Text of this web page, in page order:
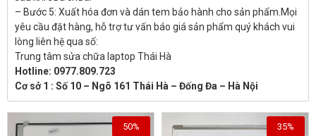
– Bước 5: Xuất hóa đơn và dán tem bảo hành cho sản phẩm.Mọi
yêu cầu đặt hàng, hỗ trợ tư vấn báo giá sản phẩm quý khách vui
lòng liên hệ qua số:
Trung tâm sửa chữa laptop Thái Hà
Hotline: 0977.809.723
Cơ sở 1 : Số 10 – Ngõ 161 Thái Hà – Đống Đa – Hà Nội
50% 35%